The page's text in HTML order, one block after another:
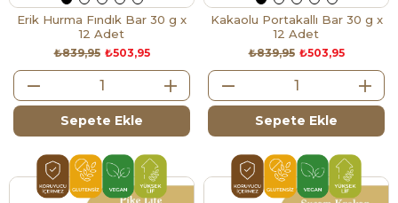
Erik Hurma Fındık Bar 30 g x
12 Adet
₺503,95
₺839,95
Sepete Ekle
Kakaolu Portakallı Bar 30 g x
12 Adet
₺503,95
₺839,95
Sepete Ekle